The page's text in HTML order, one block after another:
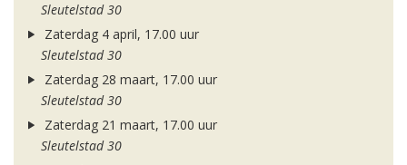
Sleutelstad 30
Zaterdag 4 april, 17.00 uur
Sleutelstad 30
Zaterdag 28 maart, 17.00 uur
Sleutelstad 30
Zaterdag 21 maart, 17.00 uur
Sleutelstad 30